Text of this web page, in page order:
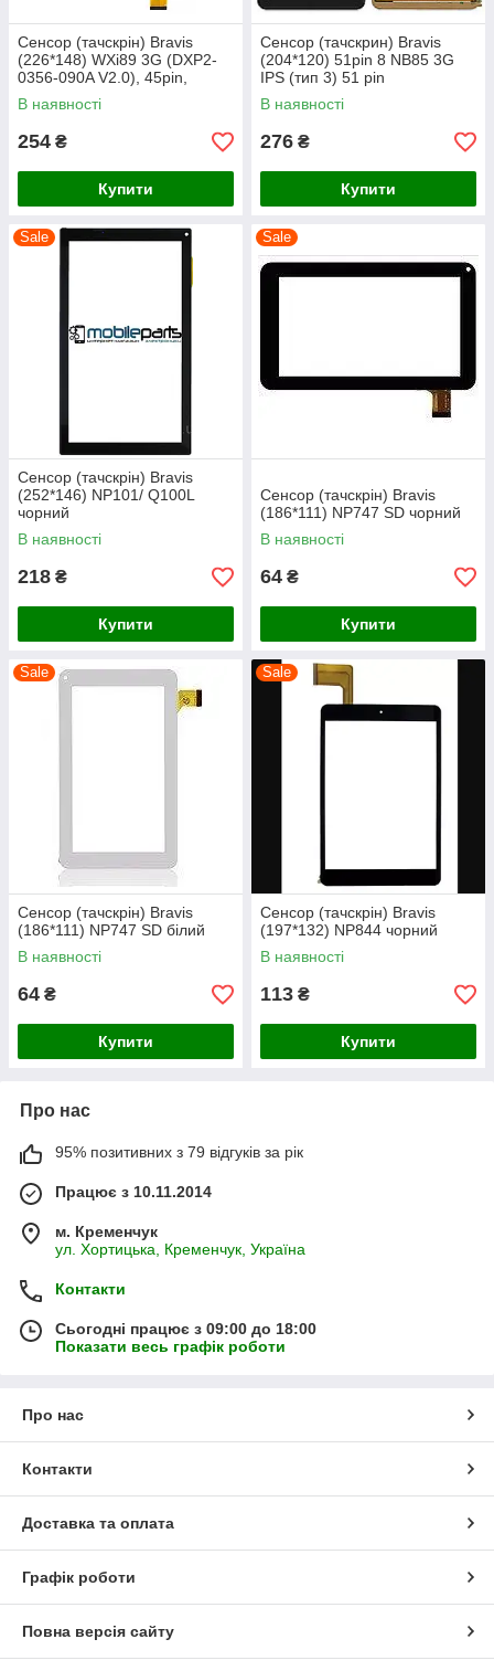
Сенсор (тачскрін) Bravis
(226*148) WXi89 3G (DXP2-
0356-090A V2.0), 45pin,
чорний
В наявності
254 ₴
Купити
Сенсор (тачскрин) Bravis
(204*120) 51pin 8 NB85 3G
IPS (тип 3) 51 pin
(HK80DR2840) чёрный
В наявності
276 ₴
Купити
Sale
Сенсор (тачскрін) Bravis
(252*146) NP101/ Q100L
чорний
В наявності
218 ₴
Купити
Sale
Сенсор (тачскрін) Bravis
(186*111) NP747 SD чорний
В наявності
64 ₴
Купити
Sale
Сенсор (тачскрін) Bravis
(186*111) NP747 SD білий
В наявності
64 ₴
Купити
Sale
Сенсор (тачскрін) Bravis
(197*132) NP844 чорний
В наявності
113 ₴
Купити
Про нас
95% позитивних з 79 відгуків за рік
Працює з 10.11.2014
м. Кременчук
ул. Хортицька, Кременчук, Україна
Контакти
Сьогодні працює з 09:00 до 18:00
Показати весь графік роботи
Про нас
Контакти
Доставка та оплата
Графік роботи
Повна версія сайту